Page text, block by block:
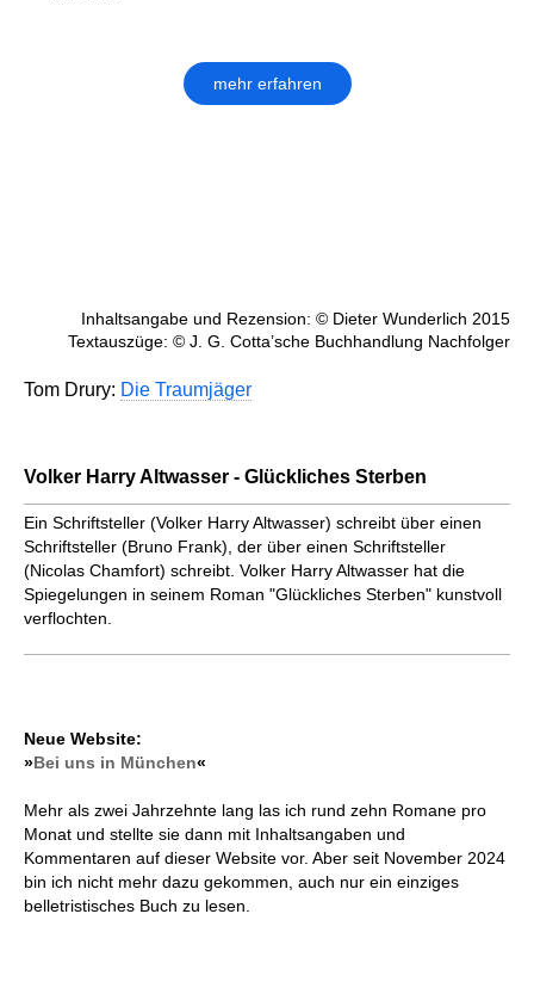
mehr erfahren
Inhaltsangabe und Rezension: © Dieter Wunderlich 2015
Textauszüge: © J. G. Cotta’sche Buchhandlung Nachfolger
Tom Drury: Die Traumjäger
Volker Harry Altwasser - Glückliches Sterben
Ein Schriftsteller (Volker Harry Altwasser) schreibt über einen
Schriftsteller (Bruno Frank), der über einen Schriftsteller
(Nicolas Chamfort) schreibt. Volker Harry Altwasser hat die
Spiegelungen in seinem Roman "Glückliches Sterben" kunstvoll
verflochten.
Neue Website:
»Bei uns in München«
Mehr als zwei Jahrzehnte lang las ich rund zehn Romane pro
Monat und stellte sie dann mit Inhaltsangaben und
Kommentaren auf dieser Website vor. Aber seit November 2024
bin ich nicht mehr dazu gekommen, auch nur ein einziges
belletristisches Buch zu lesen.